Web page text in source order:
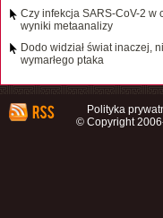
Czy infekcja SARS-CoV-2 w
wyniki metaanalizy
Dodo widział świat inaczej,
wymarłego ptaka
Polityka
© Copyright